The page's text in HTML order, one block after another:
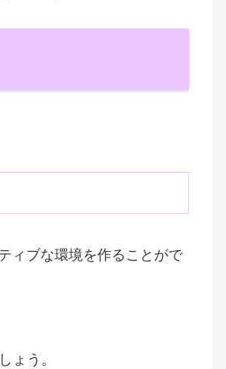
ィブな環境を作ることがで
ょう。